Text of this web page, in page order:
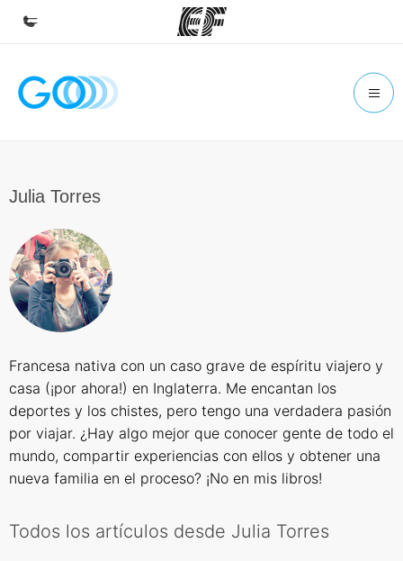
Inicio
Encuentra una oficina
Sobre nosotros
Quiénes somos
Julia Torres
Francesa nativa con un caso grave de espíritu viajero y
casa (¡por ahora!) en Inglaterra. Me encantan los
deportes y los chistes, pero tengo una verdadera pasión
por viajar. ¿Hay algo mejor que conocer gente de todo el
mundo, compartir experiencias con ellos y obtener una
nueva familia en el proceso? ¡No en mis libros!
Todos los artículos desde Julia Torres